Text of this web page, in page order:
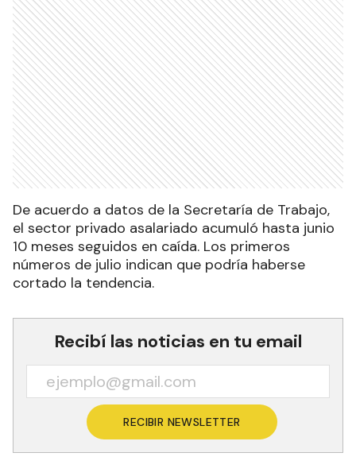
De acuerdo a datos de la Secretaría de Trabajo,
el sector privado asalariado acumuló hasta junio
10 meses seguidos en caída. Los primeros
números de julio indican que podría haberse
cortado la tendencia.
Recibí las noticias en tu email
RECIBIR NEWSLETTER